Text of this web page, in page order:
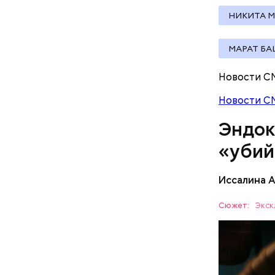
НИКИТА
МАРАТ
Новости
Новости
Иссалина
Сюжет:
При
Бычков:
В
делать